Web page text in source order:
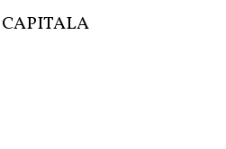
CAPITALA